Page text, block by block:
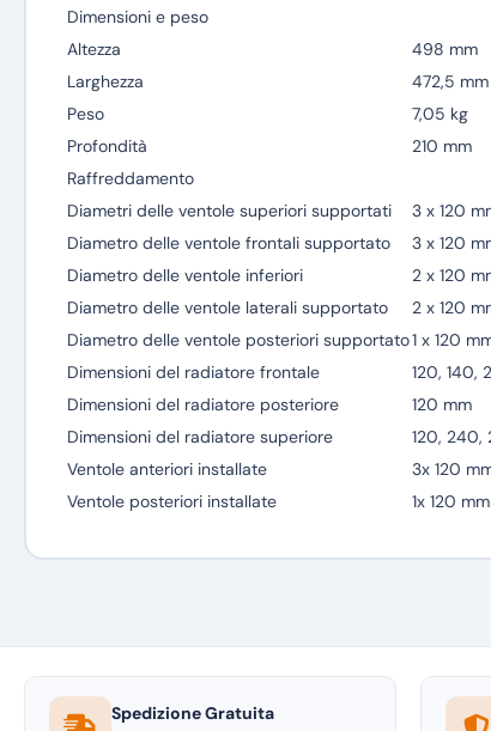
Dimensioni e peso
Altezza
498 mm
Larghezza
472,5 mm
Peso
7,05 kg
Profondità
210 mm
Raffreddamento
Diametri delle ventole superiori supportati
3 x 120
Diametro delle ventole frontali supportato
3 x 120
Diametro delle ventole inferiori
2 x 120
Diametro delle ventole laterali supportato
2 x 120
Diametro delle ventole posteriori supportato1 x 120
Dimensioni del radiatore frontale
120, 140,
Dimensioni del radiatore posteriore
120 mm
Dimensioni del radiatore superiore
120, 240,
Ventole anteriori installate
3x 120
Ventole posteriori installate
1x 120
Spedizione Gratuita